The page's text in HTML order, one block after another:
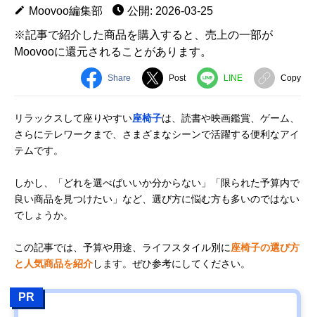
Moovoo編集部
公開: 2026-03-25
※記事で紹介した商品を購入すると、売上の一部が
Moovooに還元されることがあります。
Share Post LINE Copy
リラックスして座りやすい座椅子は、読書や映画鑑賞、ゲーム、
さらにテレワークまで、さまざまなシーンで活躍する便利なアイ
テムです。
しかし、「どれを選べばいいか分からない」「限られた予算内で
良い商品を見つけたい」など、選び方に悩む方も多いのではない
でしょうか。
この記事では、予算や用途、ライフスタイル別に座椅子の選び方
と人気商品を紹介します。ぜひ参考にしてください。
PR